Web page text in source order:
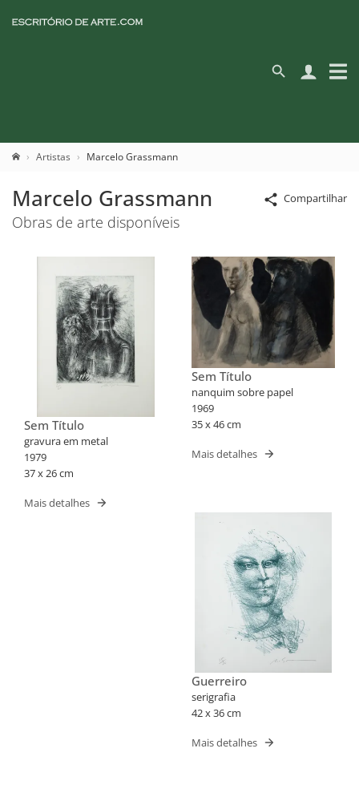
Artistas Marcelo Grassmann
Compartilhar
Marcelo Grassmann
Obras de arte disponíveis
Sem Título
gravura em metal
1979
37 x 26 cm
Mais detalhes
Sem Título
nanquim sobre papel
1969
35 x 46 cm
Mais detalhes
Guerreiro
serigrafia
42 x 36 cm
Mais detalhes